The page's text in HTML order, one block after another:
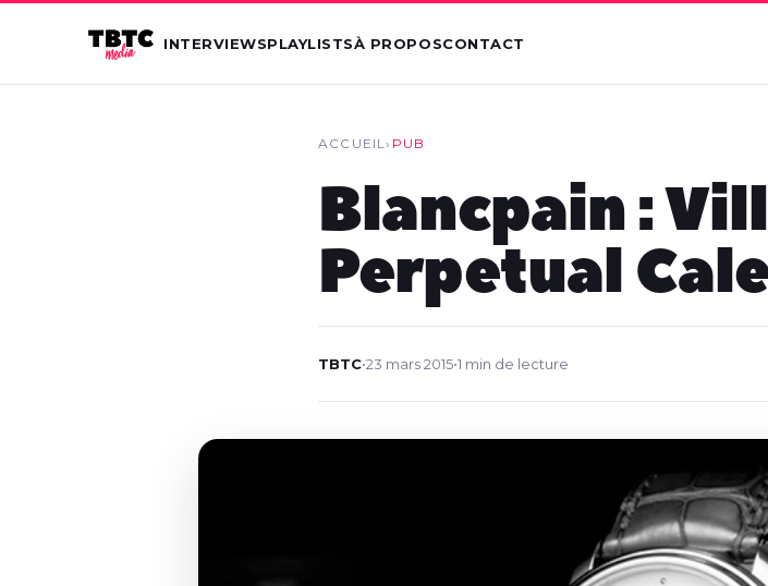
INTERVIEWSPLAYLISTSÀ PROPOSCONTACT
ACCUEIL› PUB
Blancpain :
Perpetual
TBTC•23 mars 2015•1 min de lecture